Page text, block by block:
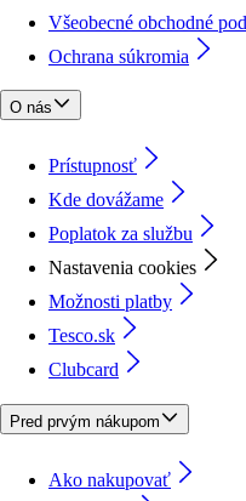
Všeobecné obchodné
Ochrana súkromia
O nás
Prístupnosť
Kde dovážame
Poplatok za službu
Nastavenia cookies
Možnosti platby
Tesco.sk
Clubcard
Pred prvým nákupom
Ako nakupovať